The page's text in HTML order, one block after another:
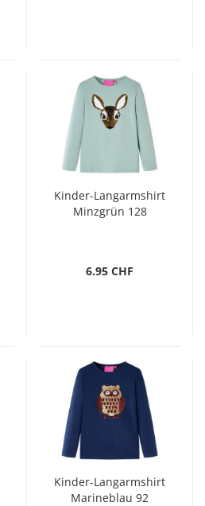
Kinder-Langarmshirt
Minzgrün 128
6.95 CHF
Kinder-Langarmshirt
Marineblau 92